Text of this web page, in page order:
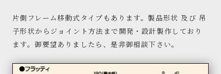
片側フレーム移動式タイプもあります。製品形状 及び 吊
子形状からジョイント方法まで開発・設計製作しており
ます。御要望ありましたら、是非御相談下さい。